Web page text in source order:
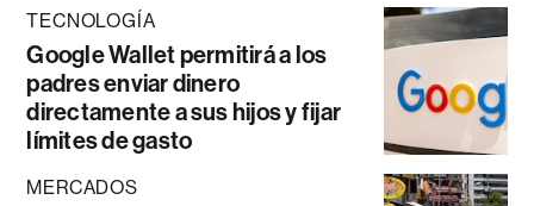
TECNOLOGÍA
Google Wallet permitirá a los
padres enviar dinero
directamente a sus hijos y fijar
límites de gasto
MERCADOS